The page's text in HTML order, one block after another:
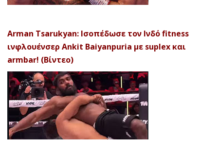
Arman Tsarukyan: Ισοπέδωσε τον Ινδό fitness
ινφλουένσερ Ankit Baiyanpuria με suplex και
armbar! (Βίντεο)